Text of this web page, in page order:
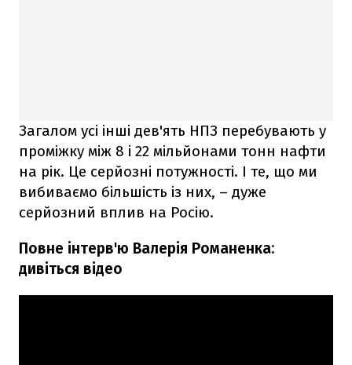
Загалом усі інші дев'ять НПЗ перебувають у
проміжку між 8 і 22 мільйонами тонн нафти
на рік. Це серйозні потужності. І те, що ми
вибиваємо більшість із них, – дуже
серйозний вплив на Росію.
Повне інтерв'ю Валерія Романенка:
дивіться відео